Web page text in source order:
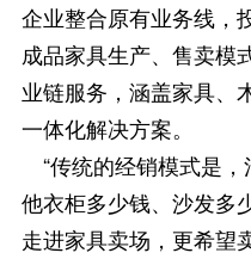
企业整合原有业务线，
成品家具生产、售卖模
业链服务，涵盖家具、
一体化解决方案。
“传统的经销模式是
他衣柜多少钱、沙发多
走进家具卖场，更希望